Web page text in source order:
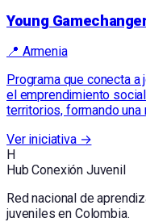
Young
📍 Armenia
Programa que conecta
el emprendimiento
territorios, formando una
Ver iniciativa →
H
Hub Conexión Juvenil
Red nacional de
juveniles en Colombia.